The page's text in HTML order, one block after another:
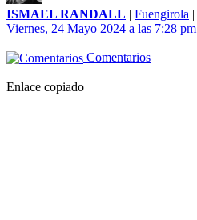
ISMAEL RANDALL | Fuengirola |
Viernes, 24 Mayo 2024 a las 7:28 pm
Comentarios
Enlace copiado